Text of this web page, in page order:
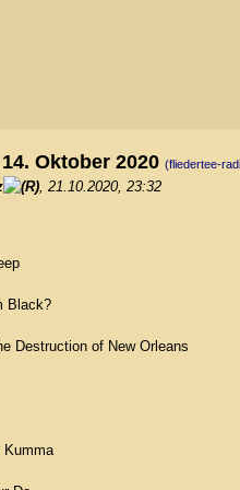
Oktober 2020 (fliedertee-
, 21.10.2020, 23:32
Black?
Destruction of New Orleans
Kumma